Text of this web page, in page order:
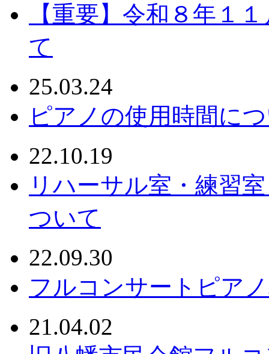
【重要】令和８年１
て
25.03.24
ピアノの使用時間に
22.10.19
リハーサル室・練習
ついて
22.09.30
フルコンサートピア
21.04.02